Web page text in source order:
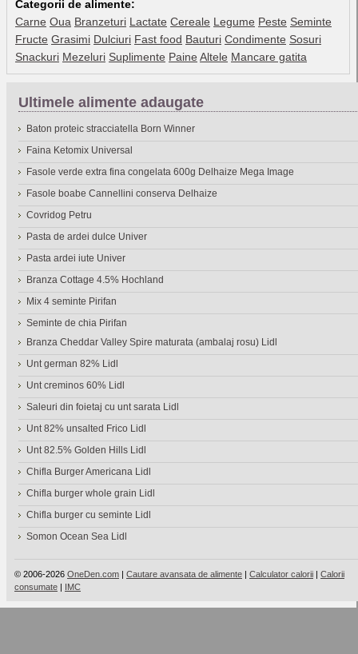
Categorii de alimente:
Carne Oua Branzeturi Lactate Cereale Legume Peste Seminte
Fructe Grasimi Dulciuri Fast food Bauturi Condimente Sosuri
Snackuri Mezeluri Suplimente Paine Altele Mancare gatita
Ultimele alimente adaugate
Baton proteic stracciatella Born Winner
Faina Ketomix Universal
Fasole verde extra fina congelata 600g Delhaize Mega Image
Fasole boabe Cannellini conserva Delhaize
Covridog Petru
Pasta de ardei dulce Univer
Pasta ardei iute Univer
Branza Cottage 4.5% Hochland
Mix 4 seminte Pirifan
Seminte de chia Pirifan
Branza Cheddar Valley Spire maturata (ambalaj rosu) Lidl
Unt german 82% Lidl
Unt creminos 60% Lidl
Saleuri din foietaj cu unt sarata Lidl
Unt 82% unsalted Frico Lidl
Unt 82.5% Golden Hills Lidl
Chifla Burger Americana Lidl
Chifla burger whole grain Lidl
Chifla burger cu seminte Lidl
Somon Ocean Sea Lidl
© 2006-2026 OneDen.com | Cautare avansata de alimente | Calculator calorii | Calorii
consumate | IMC